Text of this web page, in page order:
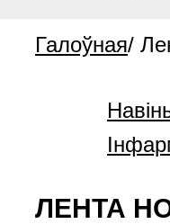
Галоўная/
ЛЕНТА